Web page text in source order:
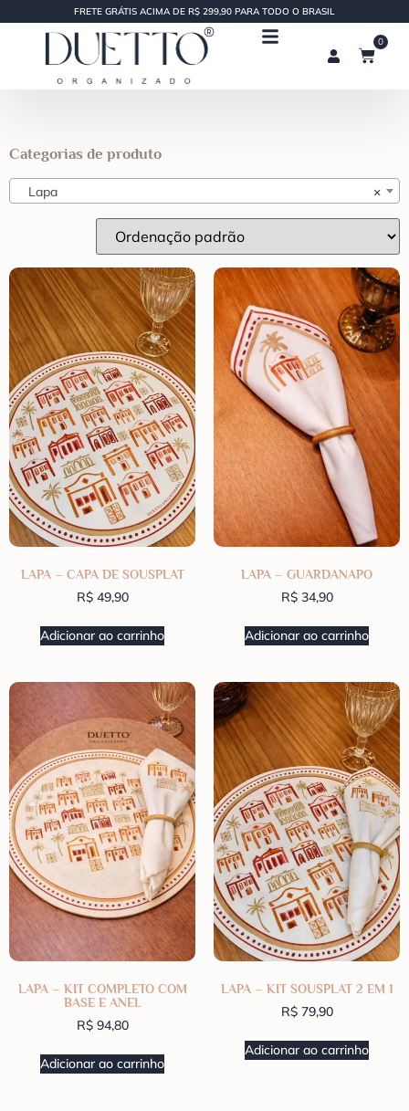
FRETE GRÁTIS ACIMA DE R$ 299,90 PARA TODO O BRASIL
0
Categorias de produto
×
Lapa
LAPA – CAPA DE SOUSPLAT
R$49,90
Adicionar ao carrinho
LAPA – GUARDANAPO
R$34,90
Adicionar ao carrinho
LAPA – KIT COMPLETO COM
BASE E ANEL
R$94,80
Adicionar ao carrinho
LAPA – KIT SOUSPLAT 2 EM 1
R$79,90
Adicionar ao carrinho